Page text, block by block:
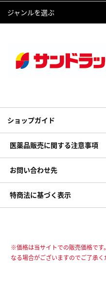
ジャンルを選ぶ
ショップガイド
医薬品販売に関する注意事項
お問い合わせ先
特商法に基づく表示
※価格は当サイトでの販売価格で
なる場合がございますのでご了承く